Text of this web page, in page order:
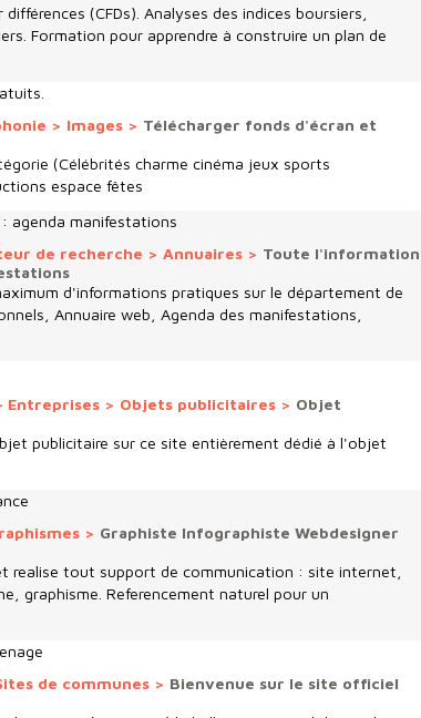
(CFDs). Analyses des indices boursiers,
Formation pour apprendre à construire un plan de
> Images > Télécharger fonds d'écran et
(Célébrités charme cinéma jeux sports
espace fêtes
agenda manifestations
de recherche > Annuaires > Toute l'information
d'informations pratiques sur le département de
Annuaire web, Agenda des manifestations,
Entreprises > Objets publicitaires > Objet
publicitaire sur ce site entièrement dédié à l'objet
> Graphiste Infographiste Webdesigner
realise tout support de communication : site internet,
graphisme. Referencement naturel pour un
de communes > Bienvenue sur le site officiel